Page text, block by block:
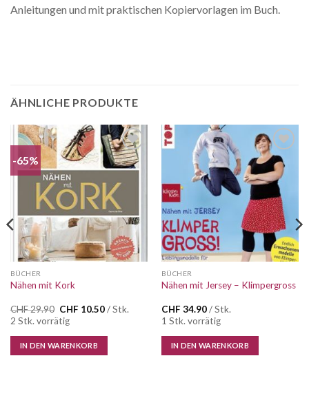
Anleitungen und mit praktischen Kopiervorlagen im Buch.
ÄHNLICHE PRODUKTE
-65%
Auf die
Wunschliste
BÜCHER
Nähen mit Kork
CHF29.90 Ursprünglicher
Preis
war:
CHF 29.90
CHF 10.50Aktueller
CHF 10.50.
/ Stk.
2 Stk. vorrätig
IN DEN WARENKORB
Auf die
Wunschliste
BÜCHER
Nähen mit Jersey – Klimpergross
CHF 34.90/ Stk.
1 Stk. vorrätig
IN DEN WARENKORB